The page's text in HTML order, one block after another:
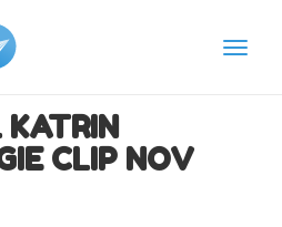
CLIP NOV